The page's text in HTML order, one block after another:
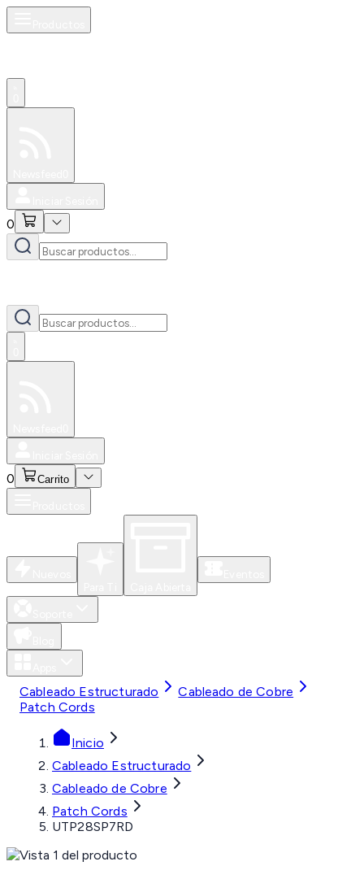
0
0 Carrito
Cableado Estructurado
Cableado de Cobre
Patch Cords
Inicio
Cableado Estructurado
Cableado de Cobre
Patch Cords
UTP28SP7RD